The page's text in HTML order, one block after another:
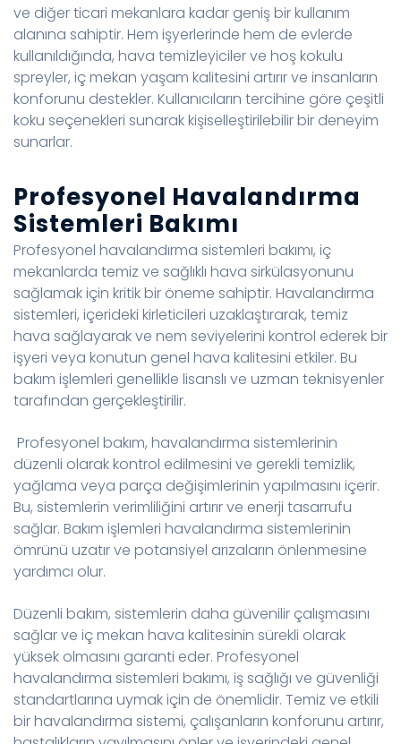
ve diğer ticari mekanlara kadar geniş bir kullanım
alanına sahiptir. Hem işyerlerinde hem de evlerde
kullanıldığında, hava temizleyiciler ve hoş kokulu
spreyler, iç mekan yaşam kalitesini artırır ve insanların
konforunu destekler. Kullanıcıların tercihine göre çeşitli
koku seçenekleri sunarak kişiselleştirilebilir bir deneyim
sunarlar.
Profesyonel Havalandırma
Sistemleri Bakımı
Profesyonel havalandırma sistemleri bakımı, iç
mekanlarda temiz ve sağlıklı hava sirkülasyonunu
sağlamak için kritik bir öneme sahiptir. Havalandırma
sistemleri, içerideki kirleticileri uzaklaştırarak, temiz
hava sağlayarak ve nem seviyelerini kontrol ederek bir
işyeri veya konutun genel hava kalitesini etkiler. Bu
bakım işlemleri genellikle lisanslı ve uzman teknisyenler
tarafından gerçekleştirilir.
Profesyonel bakım, havalandırma sistemlerinin
düzenli olarak kontrol edilmesini ve gerekli temizlik,
yağlama veya parça değişimlerinin yapılmasını içerir.
Bu, sistemlerin verimliliğini artırır ve enerji tasarrufu
sağlar. Bakım işlemleri havalandırma sistemlerinin
ömrünü uzatır ve potansiyel arızaların önlenmesine
yardımcı olur.
Düzenli bakım, sistemlerin daha güvenilir çalışmasını
sağlar ve iç mekan hava kalitesinin sürekli olarak
yüksek olmasını garanti eder. Profesyonel
havalandırma sistemleri bakımı, iş sağlığı ve güvenliği
standartlarına uymak için de önemlidir. Temiz ve etkili
bir havalandırma sistemi, çalışanların konforunu artırır,